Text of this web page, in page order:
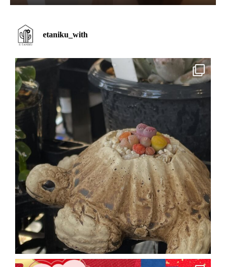
etaniku_with